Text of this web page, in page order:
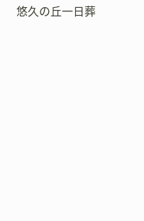
悠久の丘一日葬